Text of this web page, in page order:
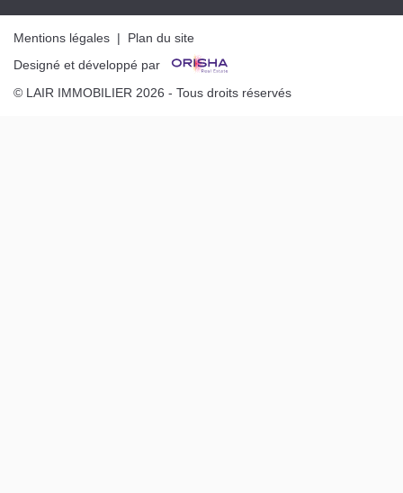
Mentions légales | Plan du site
Designé et développé par
© LAIR IMMOBILIER 2026 - Tous droits réservés